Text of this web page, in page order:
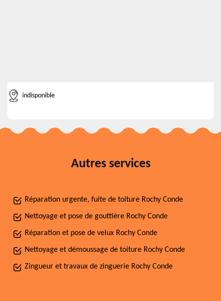
indisponible
Autres services
Réparation urgente, fuite de toiture Rochy Conde
Nettoyage et pose de gouttière Rochy Conde
Réparation et pose de velux Rochy Conde
Nettoyage et démoussage de toiture Rochy Conde
Zingueur et travaux de zinguerie Rochy Conde